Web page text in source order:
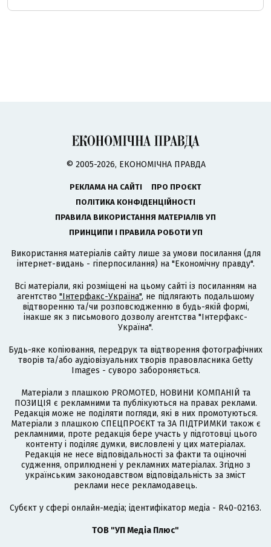
© 2005-2026, ЕКОНОМІЧНА ПРАВДА
РЕКЛАМА НА САЙТІ
ПРО ПРОЄКТ
ПОЛІТИКА КОНФІДЕНЦІЙНОСТІ
ПРАВИЛА ВИКОРИСТАННЯ МАТЕРІАЛІВ УП
ПРИНЦИПИ І ПРАВИЛА РОБОТИ УП
Використання матеріалів сайту лише за умови посилання (для
інтернет-видань - гіперпосилання) на "Економічну правду".
Всі матеріали, які розміщені на цьому сайті із посиланням на
агентство "Інтерфакс-Україна", не підлягають подальшому
відтворенню та/чи розповсюдженню в будь-якій формі,
інакше як з письмового дозволу агентства "Інтерфакс-
Україна".
Будь-яке копіювання, передрук та відтворення фотографічних
творів та/або аудіовізуальних творів правовласника Getty
Images - суворо забороняється.
Матеріали з плашкою PROMOTED, НОВИНИ КОМПАНІЙ та
ПОЗИЦІЯ є рекламними та публікуються на правах реклами.
Редакція може не поділяти погляди, які в них промотуються.
Матеріали з плашкою СПЕЦПРОЄКТ та ЗА ПІДТРИМКИ також є
рекламними, проте редакція бере участь у підготовці цього
контенту і поділяє думки, висловлені у цих матеріалах.
Редакція не несе відповідальності за факти та оціночні
судження, оприлюднені у рекламних матеріалах. Згідно з
українським законодавством відповідальність за зміст
реклами несе рекламодавець.
Cубєкт у сфері онлайн-медіа; ідентифікатор медіа - R40-02163.
ТОВ "УП Медіа Плюс"